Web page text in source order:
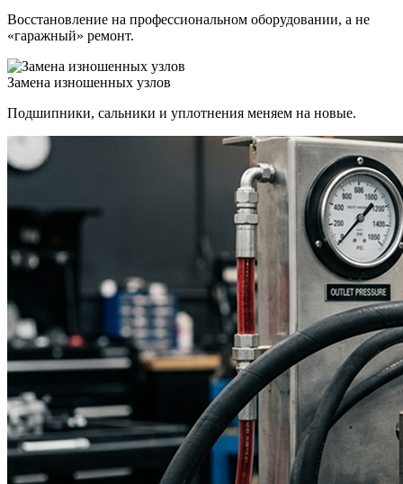
Восстановление на профессиональном оборудовании, а не
«гаражный» ремонт.
Замена изношенных узлов
Подшипники, сальники и уплотнения меняем на новые.